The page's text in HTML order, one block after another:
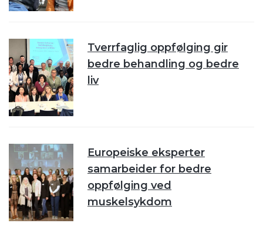
Tverrfaglig oppfølging gir
bedre behandling og bedre
liv
Europeiske eksperter
samarbeider for bedre
oppfølging ved
muskelsykdom